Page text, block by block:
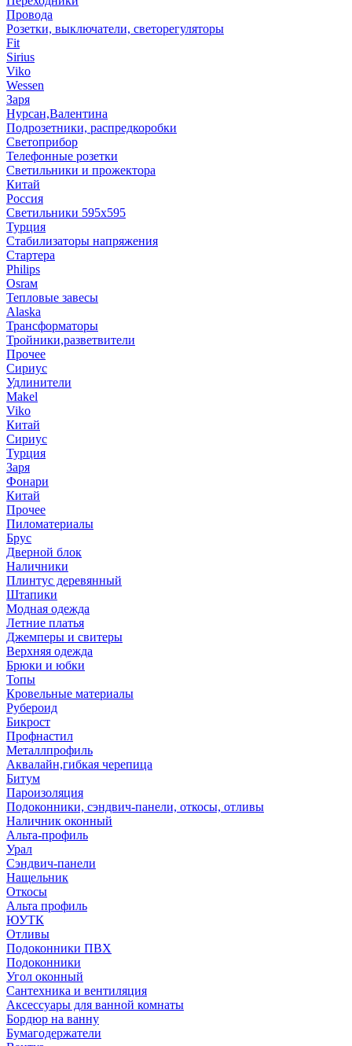
Провода
Розетки, выключатели, светорегуляторы
Fit
Sirius
Viko
Wessen
Заря
Нурсан,Валентина
Подрозетники, распредкоробки
Светоприбор
Телефонные розетки
Светильники и прожектора
Китай
Россия
Светильники 595х595
Турция
Стабилизаторы напряжения
Стартера
Philips
Оsrам
Тепловые завесы
Alaska
Трансформаторы
Тройники,разветвители
Прочее
Сириус
Удлинители
Makel
Viko
Китай
Сириус
Турция
Заря
Фонари
Китай
Прочее
Пиломатериалы
Брус
Дверной блок
Наличники
Плинтус деревянный
Штапики
Модная одежда
Летние платья
Джемперы и свитеры
Верхняя одежда
Брюки и юбки
Топы
Кровельные материалы
Рубероид
Бикрост
Профнастил
Металлпрофиль
Аквалайн,гибкая черепица
Битум
Пароизоляция
Подоконники, сэндвич-панели, откосы, отливы
Наличник оконный
Альта-профиль
Урал
Сэндвич-панели
Нащельник
Откосы
Альта профиль
ЮУТК
Отливы
Подоконники ПВХ
Подоконники
Угол оконный
Сантехника и вентиляция
Аксессуары для ванной комнаты
Бордюр на ванну
Бумагодержатели